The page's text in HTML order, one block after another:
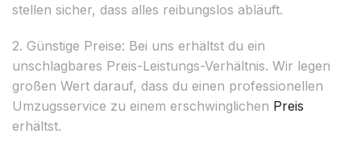
stellen sicher, dass alles reibungslos abläuft.
2. Günstige Preise: Bei uns erhältst du ein
unschlagbares Preis-Leistungs-Verhältnis. Wir legen
großen Wert darauf, dass du einen professionellen
Umzugsservice zu einem erschwinglichen Preis
erhältst.